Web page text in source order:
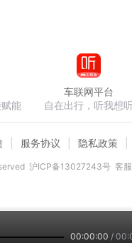
00:00:00 /
能
车联网平台
自在出行，听我想
服务协议 隐私政策
沪ICP备13027243号 客